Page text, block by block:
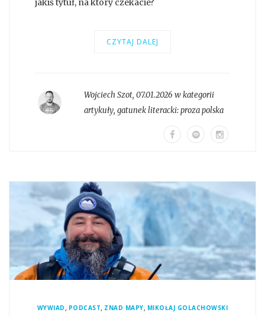
jakiś tytuł, na który czekacie?
CZYTAJ DALEJ
Wojciech Szot, 07.01.2026 w kategorii
artykuły, gatunek literacki:proza polska
WYWIAD , PODCAST, ZNAD MAPY, MIKOŁAJ GOLACHOWSKI